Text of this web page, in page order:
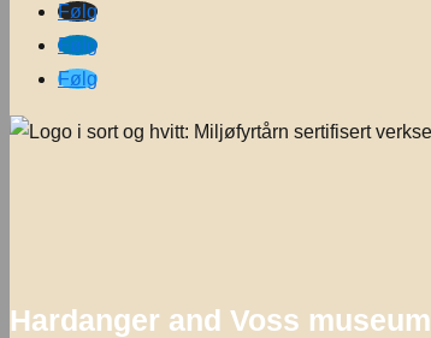
Følg
Følg
Følg
Hardanger and Voss museum